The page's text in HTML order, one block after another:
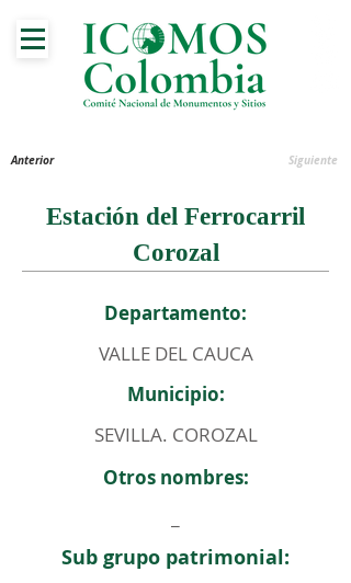
Anterior Siguiente
Estación del Ferrocarril
Corozal
Departamento:
VALLE DEL CAUCA
Municipio:
SEVILLA. COROZAL
Otros nombres:
Sub grupo patrimonial: